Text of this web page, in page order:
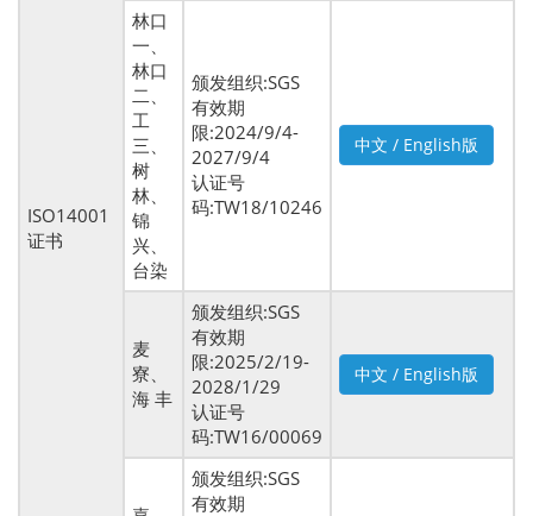
ISO14001
证书
林口
一、
林口
二、
工
三、
树
林、
锦
兴、
台染
颁发组织:SGS
有效期
限:2024/9/4-
2027/9/4
认证号
码:TW18/10246
中文 / English版
麦
寮、
海 丰
颁发组织:SGS
有效期
限:2025/2/19-
2028/1/29
认证号
码:TW16/00069
中文 / English版
颁发组织:SGS
有效期